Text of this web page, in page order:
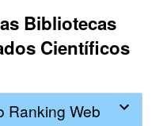
Bibliotecas
Científicos
Ranking Web